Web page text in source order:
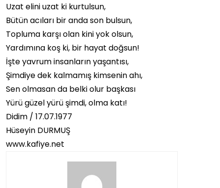
Uzat elini uzat ki kurtulsun,
Bütün acıları bir anda son bulsun,
Topluma karşı olan kini yok olsun,
Yardımına koş ki, bir hayat doğsun!
İşte yavrum insanların yaşantısı,
Şimdiye dek kalmamış kimsenin ahı,
Sen olmasan da belki olur başkası
Yürü güzel yürü şimdi, olma katı!
Didim / 17.07.1977
Hüseyin DURMUŞ
www.kafiye.net